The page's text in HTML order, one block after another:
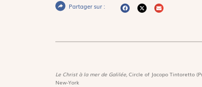
Partager sur :
Le Christ à la mer de Galilée, Circle of Jacopo Tintoretto
New-York